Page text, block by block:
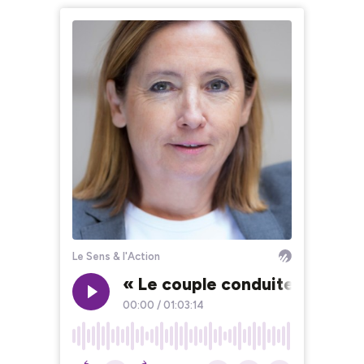
Le Sens & l'Action
« Le couple conduite du
00:00 / 01:03:14